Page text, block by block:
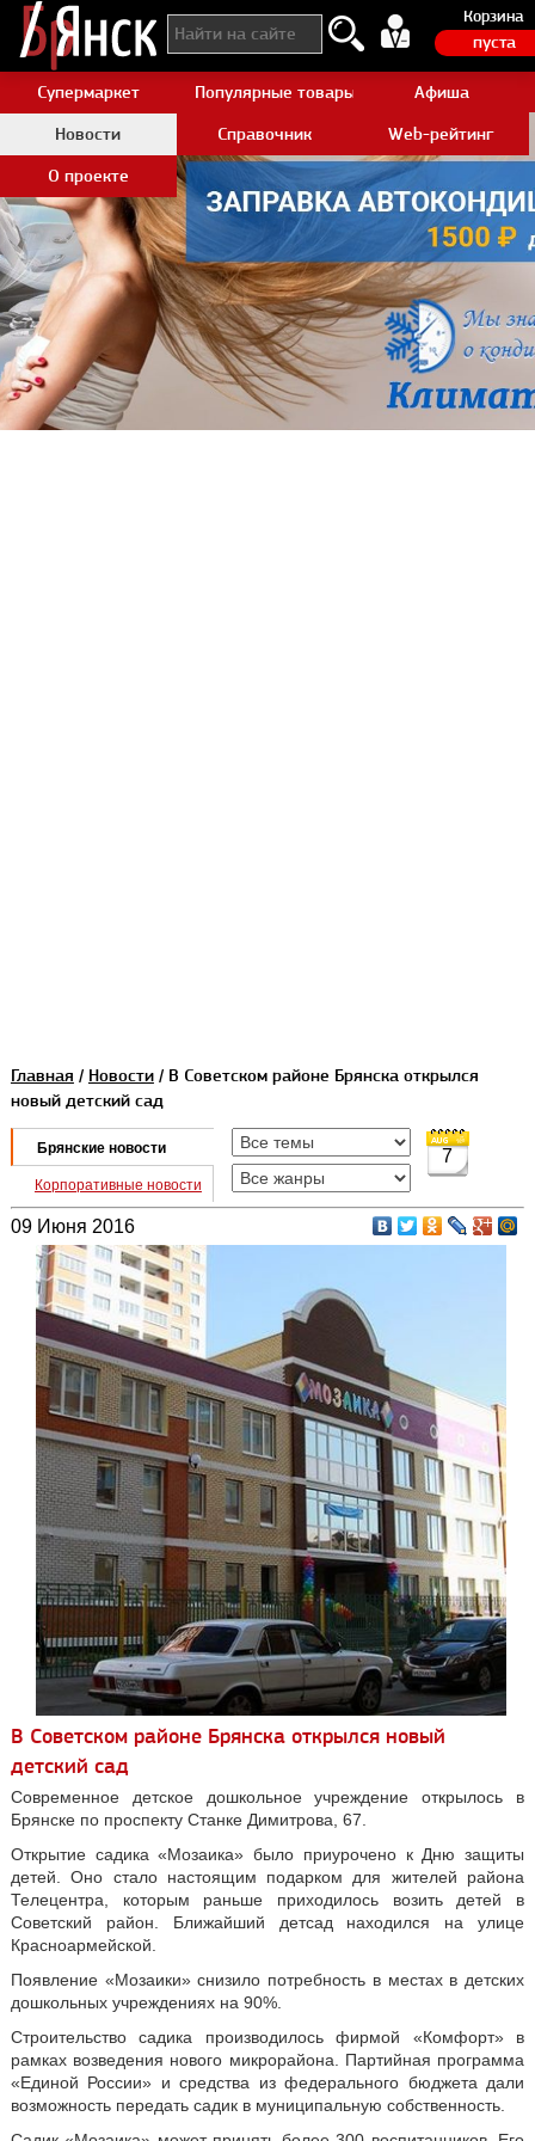
Корзина
пуста
Супермаркет Популярные товары AliexpressАфиша
Новости
Справочник
Web-рейтинг
О проекте
Главная / Новости/ В Советском районе Брянска открылся
новый детский сад
Брянские новости
Корпоративные новости
7
09 Июня 2016
В Советском районе Брянска открылся новый
детский сад
Современное детское дошкольное учреждение открылось в
Брянске по проспекту Станке Димитрова, 67.
Открытие садика «Мозаика» было приурочено к Дню защиты
детей. Оно стало настоящим подарком для жителей района
Телецентра, которым раньше приходилось возить детей в
Советский район. Ближайший детсад находился на улице
Красноармейской.
Появление «Мозаики» снизило потребность в местах в детских
дошкольных учреждениях на 90%.
Строительство садика производилось фирмой «Комфорт» в
рамках возведения нового микрорайона. Партийная программа
«Единой России» и средства из федерального бюджета дали
возможность передать садик в муниципальную собственность.